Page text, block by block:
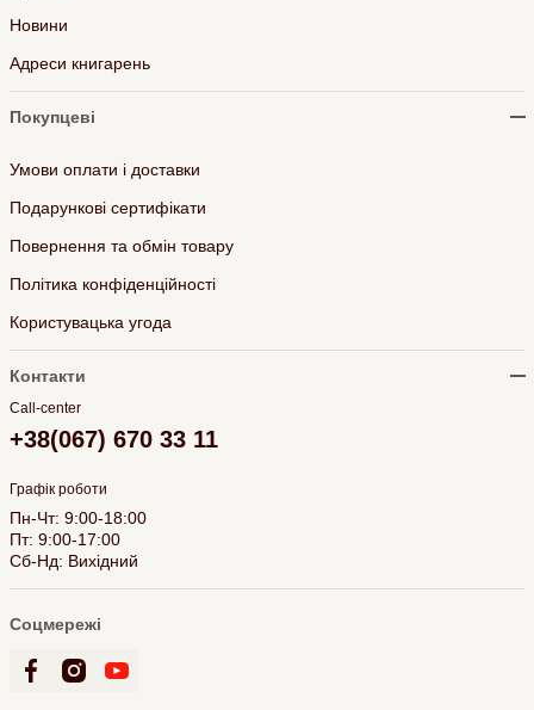
Новини
Адреси книгарень
Покупцеві
Умови оплати і доставки
Подарункові сертифікати
Повернення та обмін товару
Політика конфіденційності
Користувацька угода
Контакти
Call-center
+38(067) 670 33 11
Графік роботи
Пн-Чт: 9:00-18:00
Пт: 9:00-17:00
Сб-Нд: Вихідний
Соцмережі